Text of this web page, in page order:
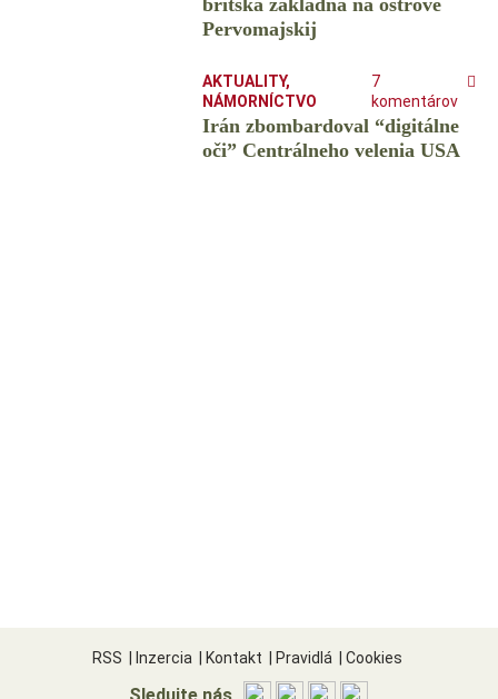
britská základňa na ostrove
Pervomajskij
AKTUALITY,
NÁMORNÍCTVO
7
komentárov
Irán zbombardoval “digitálne
oči” Centrálneho velenia USA
RSS Inzercia Kontakt Pravidlá Cookies
Sledujte nás